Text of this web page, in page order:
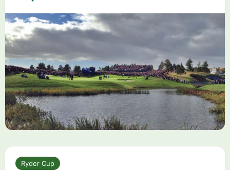
Ryder Cup